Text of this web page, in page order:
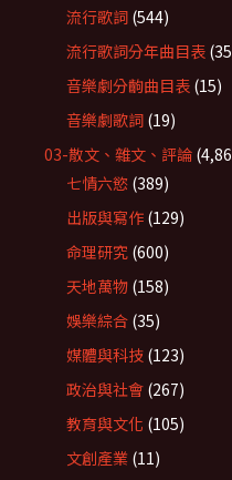
流行歌詞 (544)
流行歌詞分年曲目表
音樂劇分齣曲目表 (15)
音樂劇歌詞 (19)
03-散文、雜文、評論
七情六慾 (389)
出版與寫作 (129)
命理研究 (600)
天地萬物 (158)
娛樂綜合 (35)
媒體與科技 (123)
政治與社會 (267)
教育與文化 (105)
文創產業 (11)